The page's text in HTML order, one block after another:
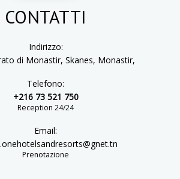
CONTATTI
Indirizzo:
di Monastir, Skanes, Monastir,
Telefono:
+216 73 521 750
Reception 24/24
Email:
Prenotazione